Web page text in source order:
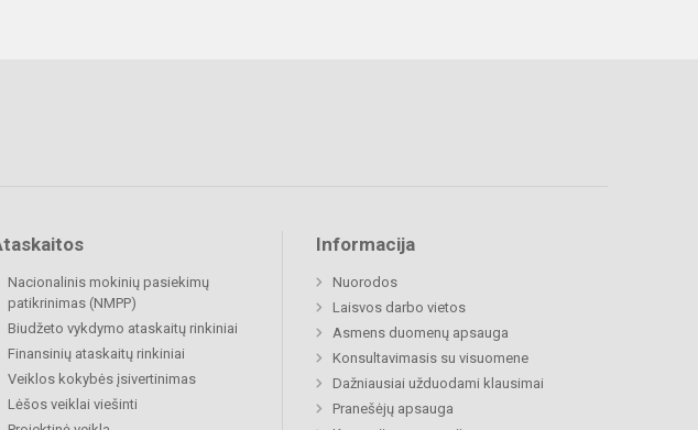
Nacionalinis mokinių pasiekimų
patikrinimas (NMPP)
Biudžeto vykdymo ataskaitų rinkiniai
Finansinių ataskaitų rinkiniai
Veiklos kokybės įsivertinimas
Lėšos veiklai viešinti
Informacija
Nuorodos
Laisvos darbo vietos
Asmens duomenų apsauga
Konsultavimasis su visuomene
Dažniausiai užduodami klausimai
Pranešėjų apsauga